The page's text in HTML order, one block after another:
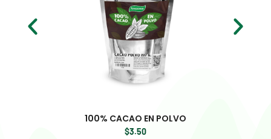
100% CACAO EN POLVO
$3.50